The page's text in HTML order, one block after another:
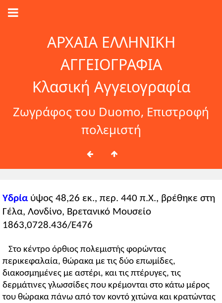
ΑΡΧΑΙΑ ΕΛΛΗΝΙΚΗ
ΑΓΓΕΙΟΓΡΑΦΙΑ
Κλασική Αγγειογραφία
Ζωγράφος του Duomo, Επιστροφή
πολεμιστή
Υδρίαύψος 48,26 εκ., περ. 440 π.Χ., βρέθηκε στη
Γέλα, Λονδίνο, Βρετανικό Μουσείο
1863,0728.436/E476
Στο κέντρο όρθιος πολεμιστής φορώντας
περικεφαλαία, θώρακα με τις δύο επωμίδες,
διακοσμημένες με αστέρι, και τις πτέρυγες, τις
δερμάτινες γλωσσίδες που κρέμονται στο κάτω μέρος
του θώρακα πάνω από τον κοντό χιτώνα και κρατώντας